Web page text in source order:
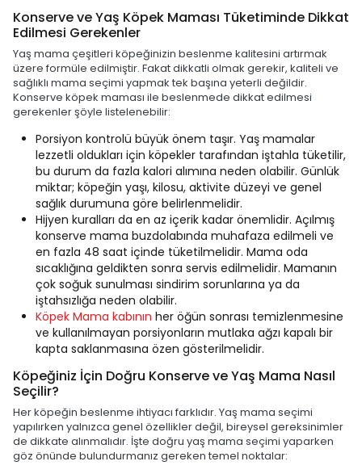
Konserve ve Yaş Köpek Maması Tüketiminde Dikkat
Edilmesi Gerekenler
Yaş mama çeşitleri köpeğinizin beslenme kalitesini artırmak
üzere formüle edilmiştir. Fakat dikkatli olmak gerekir, kaliteli ve
sağlıklı mama seçimi yapmak tek başına yeterli değildir.
Konserve köpek maması ile beslenmede dikkat edilmesi
gerekenler şöyle listelenebilir:
Porsiyon kontrolü büyük önem taşır. Yaş mamalar
lezzetli oldukları için köpekler tarafından iştahla tüketilir,
bu durum da fazla kalori alımına neden olabilir. Günlük
miktar; köpeğin yaşı, kilosu, aktivite düzeyi ve genel
sağlık durumuna göre belirlenmelidir.
Hijyen kuralları da en az içerik kadar önemlidir. Açılmış
konserve mama buzdolabında muhafaza edilmeli ve
en fazla 48 saat içinde tüketilmelidir. Mama oda
sıcaklığına geldikten sonra servis edilmelidir. Mamanın
çok soğuk sunulması sindirim sorunlarına ya da
iştahsızlığa neden olabilir.
Köpek Mama kabının her öğün sonrası temizlenmesine
ve kullanılmayan porsiyonların mutlaka ağzı kapalı bir
kapta saklanmasına özen gösterilmelidir.
Köpeğiniz İçin Doğru Konserve ve Yaş Mama Nasıl
Seçilir?
Her köpeğin beslenme ihtiyacı farklıdır. Yaş mama seçimi
yapılırken yalnızca genel özellikler değil, bireysel gereksinimler
de dikkate alınmalıdır. İşte doğru yaş mama seçimi yaparken
göz önünde bulundurmanız gereken temel noktalar: